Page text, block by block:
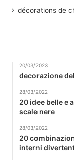
décorations de
20/03/2023
decorazione
28/03/2022
20 idee belle e
scale nere
28/03/2022
20
interni